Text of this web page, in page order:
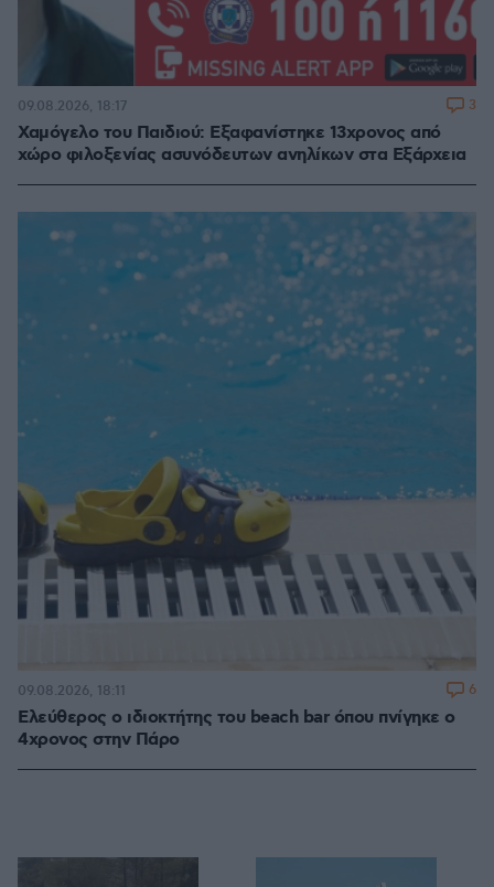
Χαμόγελο του Παιδιού: Εξαφανίστηκε 13χρονος από
χώρο φιλοξενίας ασυνόδευτων ανηλίκων στα Εξάρχεια
09.08.2026, 18:17 3
Ελεύθερος ο ιδιοκτήτης του beach bar όπου πνίγηκε ο
4χρονος στην Πάρο
09.08.2026, 18:11 6